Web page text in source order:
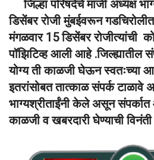
जिल्हा परिषदेचे माजी अध्यक्ष
डिसेंबर रोजी मुंबईवरून
मंगळवार 15 डिसेंबर रोजीत्यांची
पॉझिटिव्ह आली आहे .जिल्ह्यातील
योग्य ती काळजी घेऊन स्वतःच्या
इतरांसोबत तात्काळ संपर्क
भाग्यश्रीताईंनी केले असून संपर्कात
काळजी व खबरदारी घेण्याची